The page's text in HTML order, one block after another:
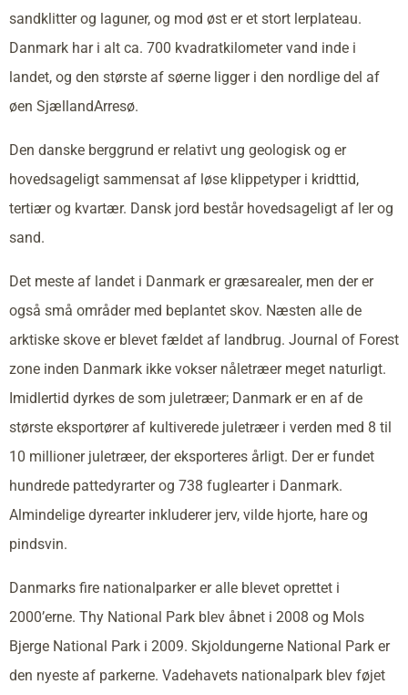
sandklitter og laguner, og mod øst er et stort lerplateau.
Danmark har i alt ca. 700 kvadratkilometer vand inde i
landet, og den største af søerne ligger i den nordlige del af
øen SjællandArresø.
Den danske berggrund er relativt ung geologisk og er
hovedsageligt sammensat af løse klippetyper i kridttid,
tertiær og kvartær. Dansk jord består hovedsageligt af ler og
sand.
Det meste af landet i Danmark er græsarealer, men der er
også små områder med beplantet skov. Næsten alle de
arktiske skove er blevet fældet af landbrug. Journal of Forest
zone inden Danmark ikke vokser nåletræer meget naturligt.
Imidlertid dyrkes de som juletræer; Danmark er en af de
største eksportører af kultiverede juletræer i verden med 8 til
10 millioner juletræer, der eksporteres årligt. Der er fundet
hundrede pattedyrarter og 738 fuglearter i Danmark.
Almindelige dyrearter inkluderer jerv, vilde hjorte, hare og
pindsvin.
Danmarks fire nationalparker er alle blevet oprettet i
2000’erne. Thy National Park blev åbnet i 2008 og Mols
Bjerge National Park i 2009. Skjoldungerne National Park er
den nyeste af parkerne. Vadehavets nationalpark blev føjet